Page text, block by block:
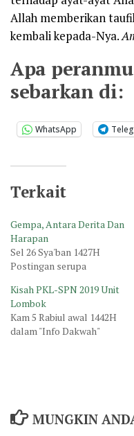
Allah memberikan
kembali kepada-Nya.
Apa
sebarkan di:
WhatsApp
Terkait
Gempa, Antara Derita Dan
Harapan
Sel 26 Sya'ban 1427H
Postingan serupa
Kisah PKL-SPN 2019 Unit
Lombok
Kam 5 Rabiul awal 1442H
dalam "Info Dakwah"
MUNGKIN